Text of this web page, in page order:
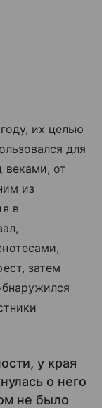
их целью
для
веками, от
из
в
затем
у края
о него
не было